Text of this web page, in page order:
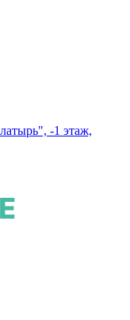
-1 этаж,